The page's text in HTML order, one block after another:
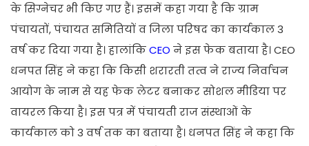
के सिग्नेचर भी किए गए हैं। इसमें कहा गया है कि ग्राम
पंचायतों, पंचायत समितियों व जिला परिषद का कार्यकाल 3
वर्ष कर दिया गया है। हालांकिCEO ने इस फेक बताया है। CEO
धनपत सिंह ने कहा कि किसी शरारती तत्व ने राज्य निर्वाचन
आयोग के नाम से यह फेक लेटर बनाकर सोशल मीडिया पर
वायरल किया है। इस पत्र में पंचायती राज संस्थाओं के
कार्यकाल को 3 वर्ष तक का बताया है। धनपत सिंह ने कहा कि